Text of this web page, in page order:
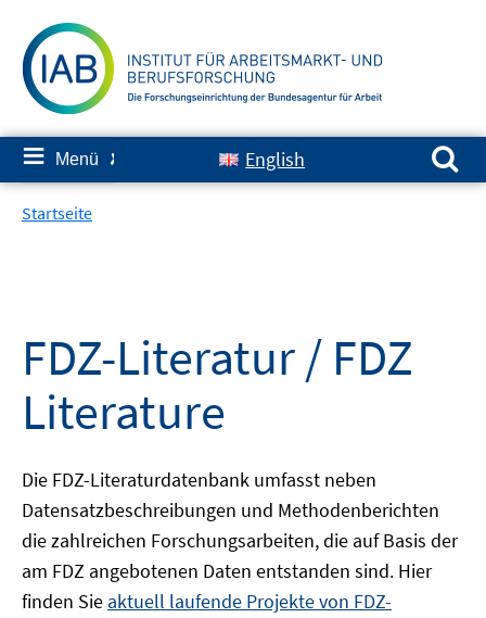
zum
Inhalt
≡ Menü ✘ English
Suchen nach:
Startseite
FDZ-Literatur / FDZ
Literature
Die FDZ-Literaturdatenbank umfasst neben
Datensatzbeschreibungen und Methodenberichten
die zahlreichen Forschungsarbeiten, die auf Basis der
am FDZ angebotenen Daten entstanden sind. Hier
finden Sie aktuell laufende Projekte von FDZ-